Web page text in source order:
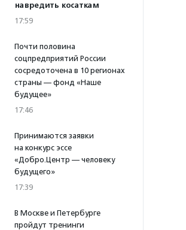
навредить косаткам
17:59
Почти половина
соцпредприятий России
сосредоточена в 10 регионах
страны — фонд «Наше
будущее»
17:46
Принимаются заявки
на конкурс эссе
«Добро.Центр — человеку
будущего»
17:39
В Москве и Петербурге
пройдут тренинги